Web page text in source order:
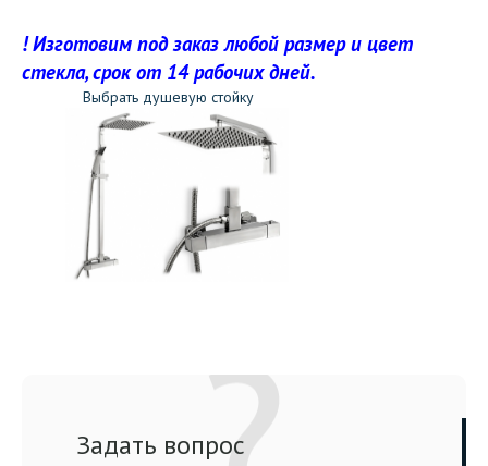
! Изготовим под заказ любой размер и цвет
стекла, срок от 14 рабочих дней.
Выбрать душевую стойку
Задать вопрос